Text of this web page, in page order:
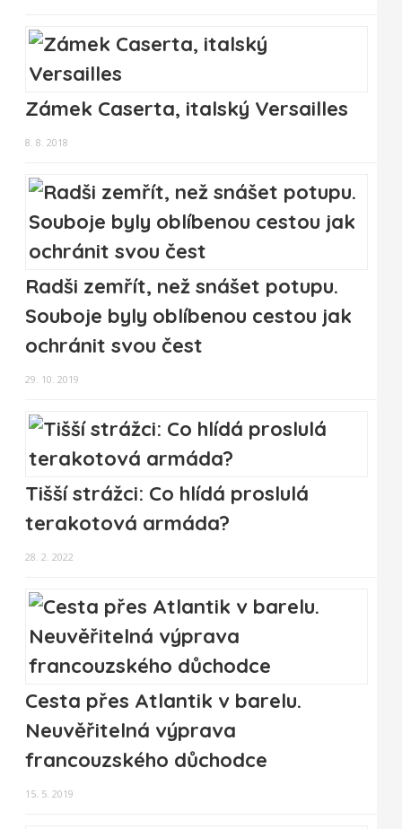
Zámek Caserta, italský Versailles
8. 8. 2018
Radši zemřít, než snášet potupu.
Souboje byly oblíbenou cestou jak
ochránit svou čest
29. 10. 2019
Tišší strážci: Co hlídá proslulá
terakotová armáda?
28. 2. 2022
Cesta přes Atlantik v barelu.
Neuvěřitelná výprava
francouzského důchodce
15. 5. 2019